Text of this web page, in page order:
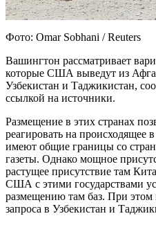
Фото: Omar Sobhani / Reuters
Вашингтон рассматривает
которые США выведут из
Узбекистан и Таджикистан,
ссылкой на источники.
Размещение в этих странах
реагировать на происходящее
имеют общие границы со
газеты. Однако мощное
растущее присутствие там
США с этими государствами
размещению там баз. При этом
запроса в Узбекистан и